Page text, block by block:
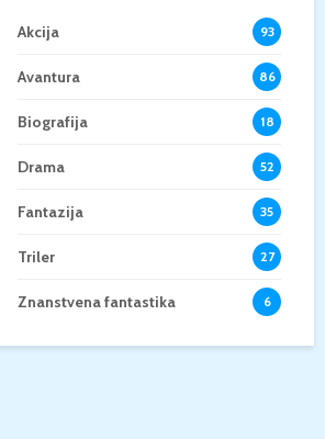
Akcija 93
Avantura 86
Biografija 18
Drama 52
Fantazija 35
Triler 27
Znanstvena fantastika 6